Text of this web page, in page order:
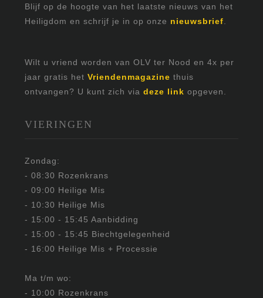
Blijf op de hoogte van het laatste nieuws van het
Heiligdom en schrijf je in op onze nieuwsbrief
Wilt u vriend worden van OLV ter Nood en 4x per
jaar gratis hetVriendenmagazine thuis
ontvangen? U kunt zich viadeze link opgeven.
VIERINGEN
Zondag:
- 08:30 Rozenkrans
- 09:00 Heilige Mis
- 10:30 Heilige Mis
- 15:00 - 15:45 Aanbidding
- 15:00 - 15:45 Biechtgelegenheid
- 16:00 Heilige Mis + Processie
Ma t/m wo:
- 10:00 Rozenkrans